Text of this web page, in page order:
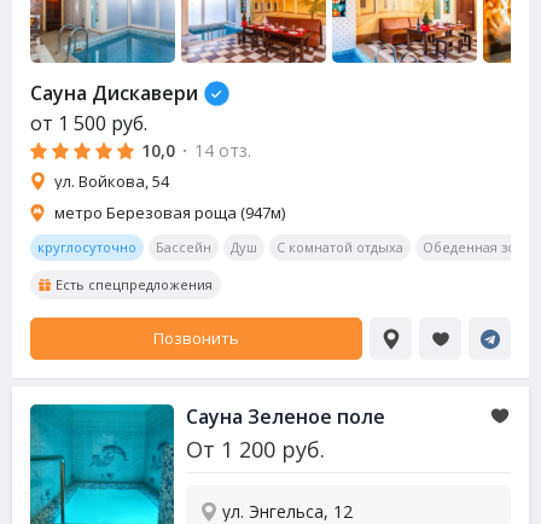
Сауна Дискавери
от 1 500 руб.
10,0 · 14 отз.
ул. Войкова, 54
метро Березовая роща (947м)
круглосуточно Бассейн Душ С комнатой отдыха Обеденная зона
Есть спецпредложения
Позвонить
Сауна Зеленое поле
От 1 200 руб.
ул. Энгельса, 12